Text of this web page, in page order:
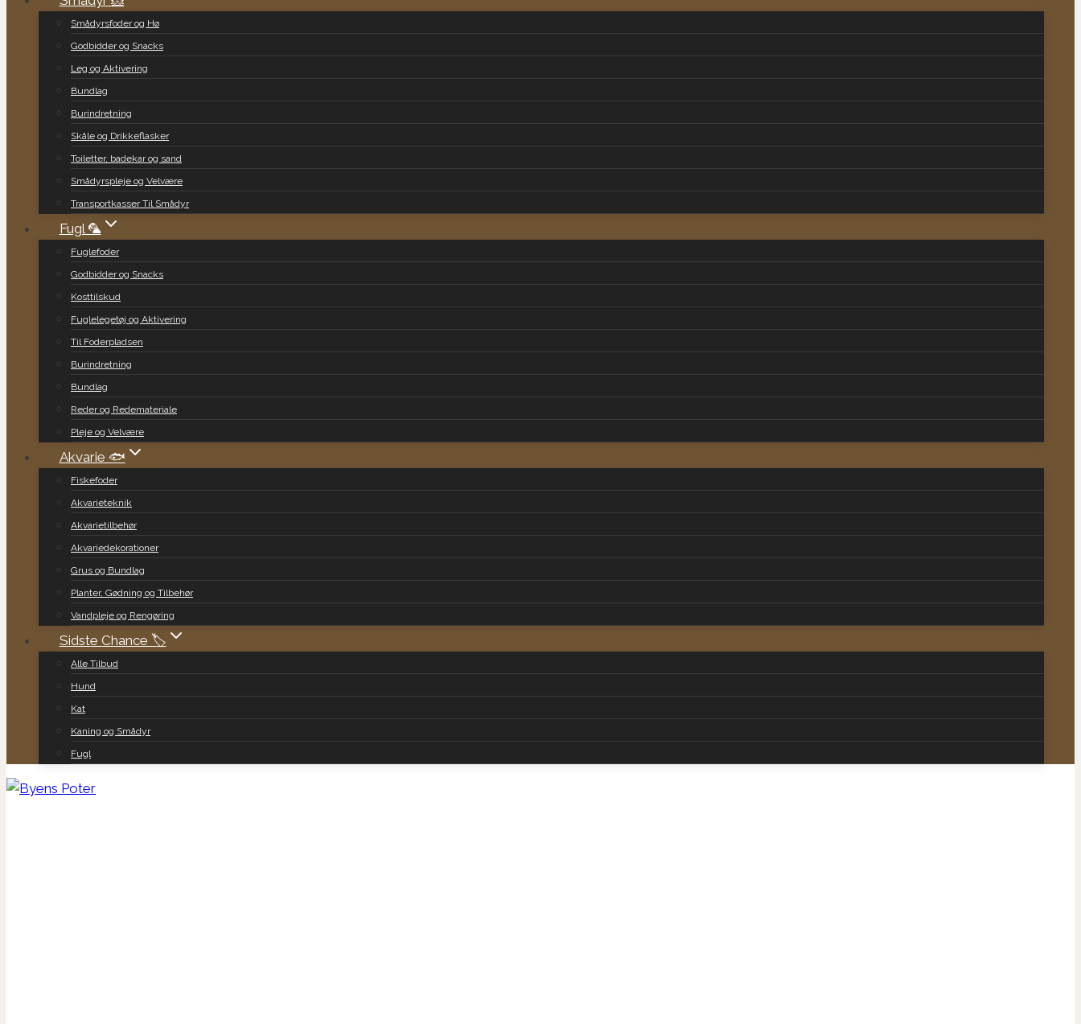
Smådyrsfoder og Hø
Godbidder og Snacks
Leg og Aktivering
Bundlag
Burindretning
Skåle og Drikkeflasker
Toiletter, badekar og sand
Smådyrspleje og Velvære
Transportkasser Til Smådyr
Fugl 🦜
Fuglefoder
Godbidder og Snacks
Kosttilskud
Fuglelegetøj og Aktivering
Til Foderpladsen
Burindretning
Bundlag
Reder og Redemateriale
Pleje og Velvære
Akvarie 🐟
Fiskefoder
Akvarieteknik
Akvarietilbehør
Akvariedekorationer
Grus og Bundlag
Planter, Gødning og Tilbehør
Vandpleje og Rengøring
Sidste Chance 🏷️
Alle Tilbud
Hund
Kat
Kaning og Smådyr
Fugl